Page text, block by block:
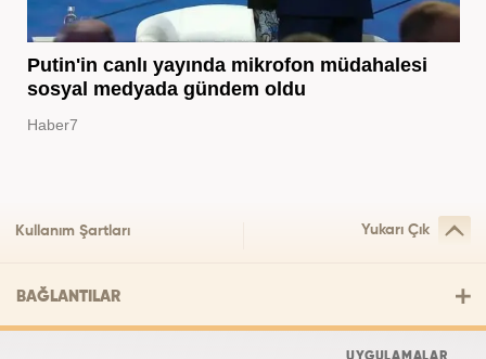
Putin'in canlı yayında mikrofon müdahalesi
sosyal medyada gündem oldu
Haber7
Kullanım Şartları Yukarı Çık
BAĞLANTILAR